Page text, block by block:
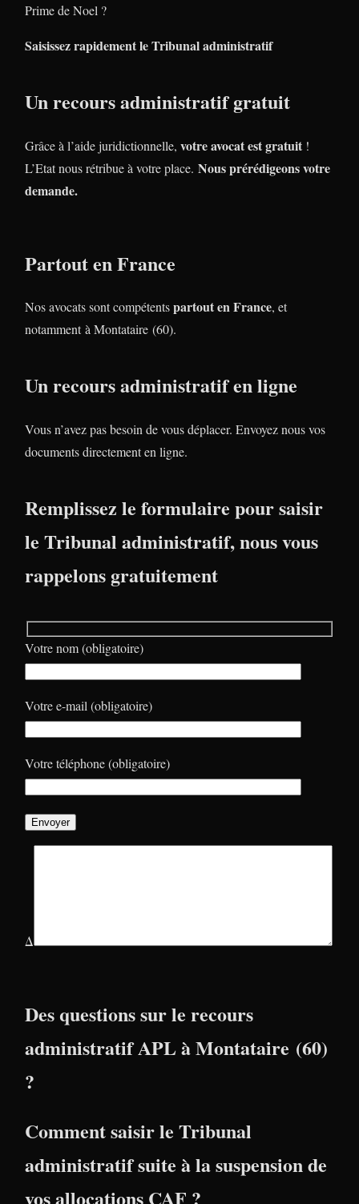
Prime de Noel ?
Saisissez rapidement le Tribunal administratif
Un recours administratif gratuit
Grâce à l’aide juridictionnelle, votre avocat est gratuit !
L’Etat nous rétribue à votre place. Nous prérédigeons votre
demande.
Partout en France
Nos avocats sont compétentspartout en France, et
notamment à Montataire (60).
Un recours administratif en ligne
Vous n’avez pas besoin de vous déplacer. Envoyez nous vos
documents directement en ligne.
Remplissez le formulaire pour saisir
le Tribunal administratif, nous vous
rappelons gratuitement
Votre nom (obligatoire)
Votre e-mail (obligatoire)
Votre téléphone (obligatoire)
Δ
Des questions sur le recours
administratif APL à Montataire (60)
?
Comment saisir le Tribunal
administratif suite à la suspension de
vos allocations CAF ?